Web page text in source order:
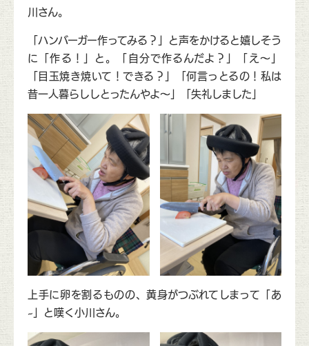
川さん。
「ハンバーガー作ってみる？」と声をかけると嬉しそう
に「作る！」と。「自分で作るんだよ？」「え～」
「目玉焼き焼いて！できる？」「何言っとるの！私は
昔一人暮らししとったんやよ～」「失礼しました」
上手に卵を割るものの、黄身がつぶれてしまって「あ
~」と嘆く小川さん。